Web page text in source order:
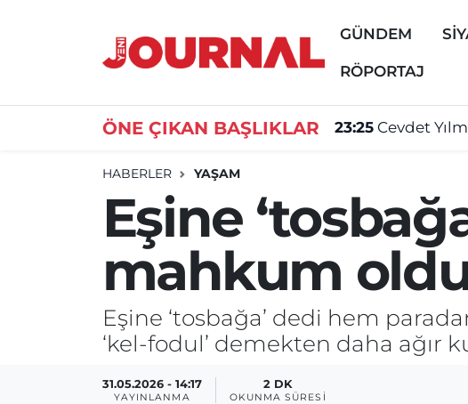
GÜNDEM
RÖPORTAJ
ÖNE ÇIKAN BAŞLIKLAR 23:25 Cevdet
HABERLER YAŞAM
Eşine
mahkum
Eşine ‘tosbağa’ dedi hem
‘kel-fodul’ demekten daha ağır
31.05.2026 - 14:17
YAYINLANMA
2 DK
OKUNMA SÜRESI
GÜNDEM
DÜNYA
ÖZEL HABER
Nöbetçi Eczaneler
Süper Lig Puan Durumu ve Fikstür
Tüm Manşetler
Son Dakika Haberleri
Haber Arşivi